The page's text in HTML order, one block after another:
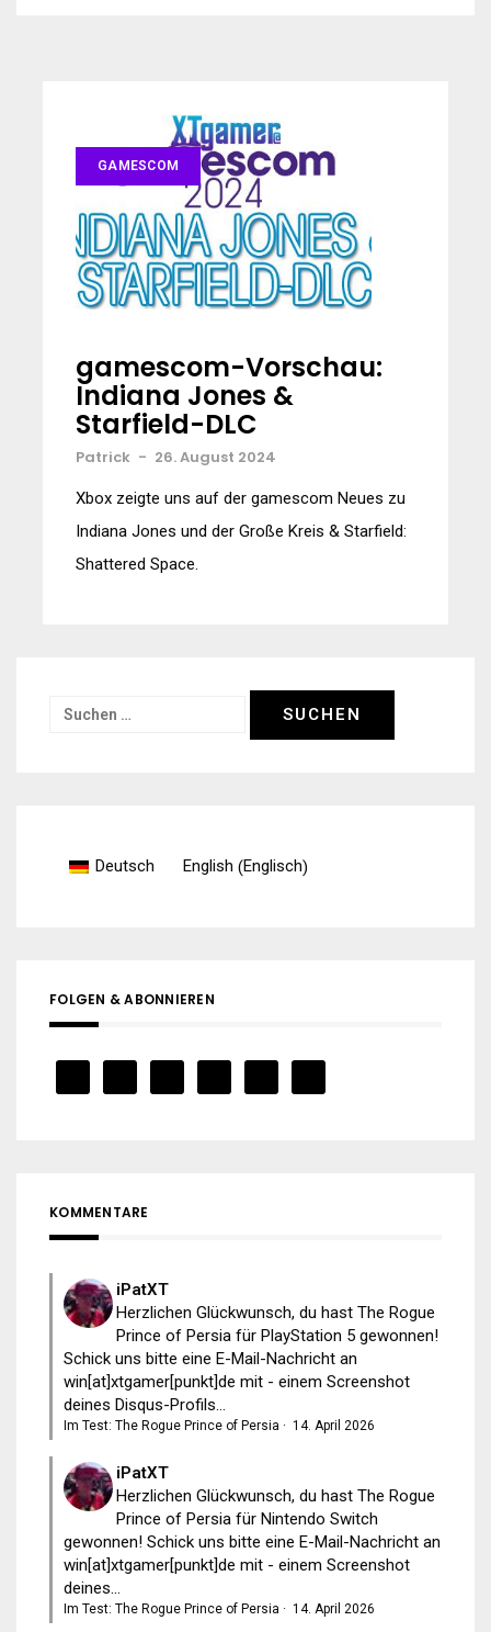
GAMESCOM
gamescom-Vorschau:
Indiana Jones &
Starfield-DLC
Patrick - 26. August 2024
Xbox zeigte uns auf der gamescom Neues zu
Indiana Jones und der Große Kreis & Starfield:
Shattered Space.
Suchen
Deutsch English (Englisch)
FOLGEN & ABONNIEREN
KOMMENTARE
iPatXT
Herzlichen Glückwunsch, du hast The Rogue
Prince of Persia für PlayStation 5 gewonnen!
Schick uns bitte eine E-Mail-Nachricht an
win[at]xtgamer[punkt]de mit - einem Screenshot
deines Disqus-Profils...
Im Test: The Rogue Prince of Persia · 14. April 2026
iPatXT
Herzlichen Glückwunsch, du hast The Rogue
Prince of Persia für Nintendo Switch
gewonnen! Schick uns bitte eine E-Mail-Nachricht an
win[at]xtgamer[punkt]de mit - einem Screenshot
deines...
Im Test: The Rogue Prince of Persia · 14. April 2026